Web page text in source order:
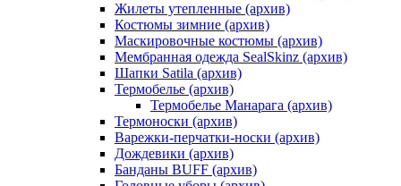
Жилеты утепленные (архив)
Костюмы зимние (архив)
Маскировочные костюмы (архив)
Мембранная одежда SealSkinz (архив)
Шапки Satila (архив)
Термобелье (архив)
Термобелье Манарага (архив)
Термоноски (архив)
Варежки-перчатки-носки (архив)
Дождевики (архив)
Банданы BUFF (архив)